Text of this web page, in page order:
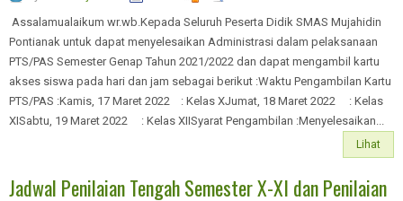
Assalamualaikum wr.wb.Kepada Seluruh Peserta Didik SMAS Mujahidin
Pontianak untuk dapat menyelesaikan Administrasi dalam pelaksanaan
PTS/PAS Semester Genap Tahun 2021/2022 dan dapat mengambil kartu
akses siswa pada hari dan jam sebagai berikut :Waktu Pengambilan Kartu
PTS/PAS :Kamis, 17 Maret 2022 : Kelas XJumat, 18 Maret 2022 : Kelas
XISabtu, 19 Maret 2022 : Kelas XIISyarat Pengambilan :Menyelesaikan...
Lihat
Jadwal Penilaian Tengah Semester X-XI dan Penilaian